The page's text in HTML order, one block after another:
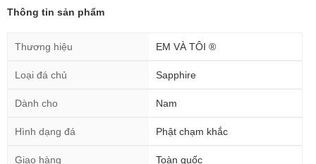
Thông tin sản phẩm
Thương hiệu EM VÀ TÔI ®
Loại đá chủ Sapphire
Dành cho Nam
Hình dạng đá Phật chạm khắc
Giao hàng Toàn quốc